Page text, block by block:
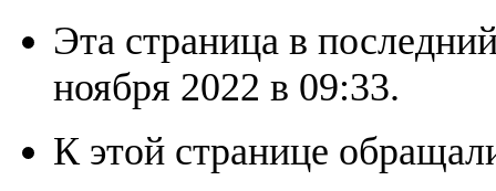
Эта страница в
ноября 2022 в 09:33.
К этой странице